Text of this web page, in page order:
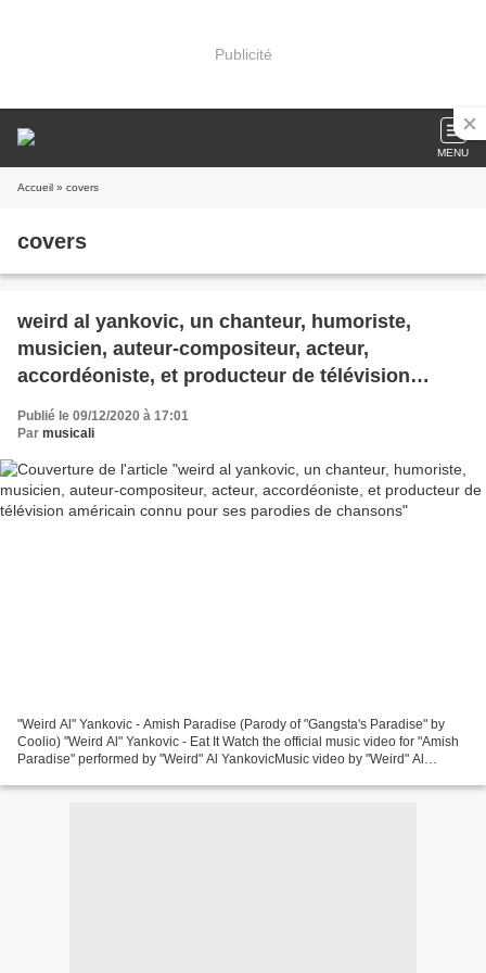
Publicité
MENU
Accueil » covers
covers
weird al yankovic, un chanteur, humoriste,
musicien, auteur-compositeur, acteur,
accordéoniste, et producteur de télévision
américain connu pour ses parodies de
chansons
Publié le 09/12/2020 à 17:01
Par musicali
"Weird Al" Yankovic - Amish Paradise (Parody of "Gangsta's Paradise" by
Coolio) "Weird Al" Yankovic - Eat It Watch the official music video for "Amish
Paradise" performed by "Weird" Al YankovicMusic video by "Weird" Al